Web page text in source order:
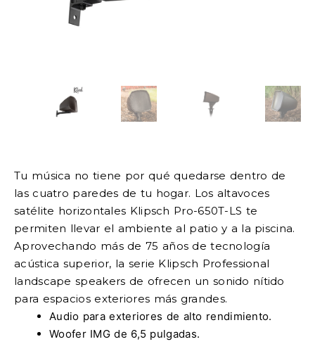
Tu música no tiene por qué quedarse dentro de
las cuatro paredes de tu hogar. Los altavoces
satélite horizontales Klipsch Pro-650T-LS te
permiten llevar el ambiente al patio y a la piscina.
Aprovechando más de 75 años de tecnología
acústica superior, la serie Klipsch Professional
landscape speakers de ofrecen un sonido nítido
para espacios exteriores más grandes.
Audio para exteriores de alto rendimiento.
Woofer IMG de 6,5 pulgadas.